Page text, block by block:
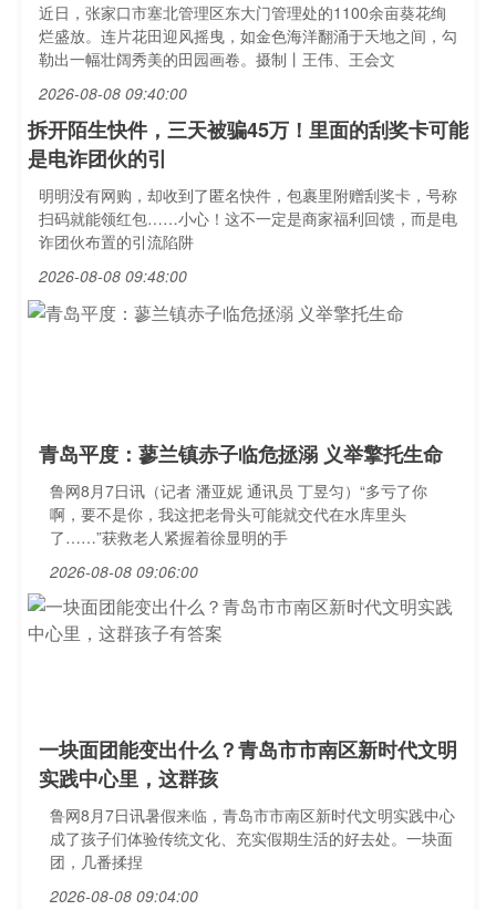
近日，张家口市塞北管理区东大门管理处的1100余亩葵花绚
烂盛放。连片花田迎风摇曳，如金色海洋翻涌于天地之间，勾
勒出一幅壮阔秀美的田园画卷。摄制丨王伟、王会文
2026-08-08 09:40:00
拆开陌生快件，三天被骗45万！里面的刮奖卡可能
是电诈团伙的引
明明没有网购，却收到了匿名快件，包裹里附赠刮奖卡，号称
扫码就能领红包……小心！这不一定是商家福利回馈，而是电
诈团伙布置的引流陷阱
2026-08-08 09:48:00
青岛平度：蓼兰镇赤子临危拯溺 义举擎托生命
鲁网8月7日讯（记者 潘亚妮 通讯员 丁昱匀）“多亏了你
啊，要不是你，我这把老骨头可能就交代在水库里头
了……”获救老人紧握着徐显明的手
2026-08-08 09:06:00
一块面团能变出什么？青岛市市南区新时代文明
实践中心里，这群孩
鲁网8月7日讯暑假来临，青岛市市南区新时代文明实践中心
成了孩子们体验传统文化、充实假期生活的好去处。一块面
团，几番揉捏
2026-08-08 09:04:00